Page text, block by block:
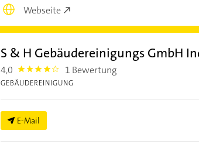
Webseite
S & H Gebäudereinigungs GmbH
4,0 4.0 1 Bewertung
GEBÄUDEREINIGUNG
E-Mail